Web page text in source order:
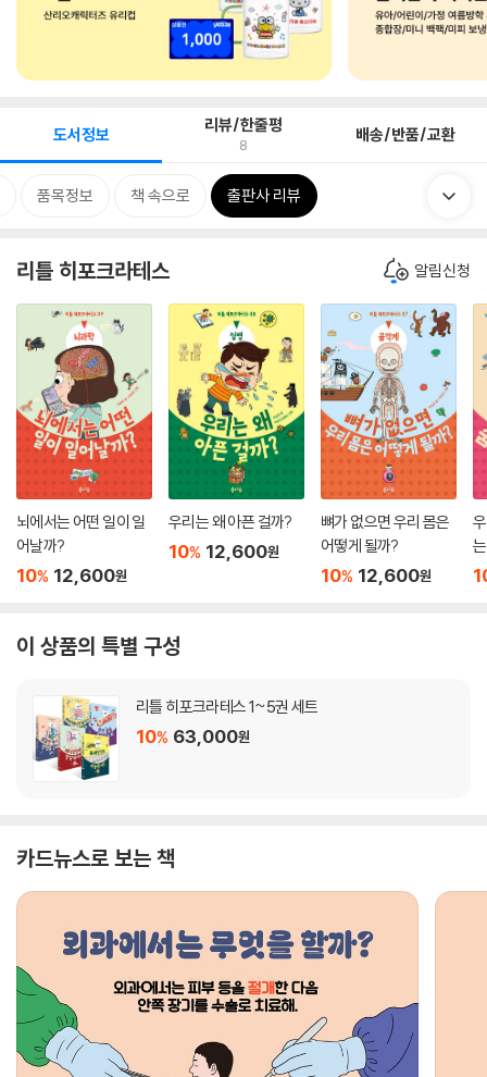
도서정보 리뷰/한줄평
8 배송/반품/교환
품목정보 책 속으로 출판사 리뷰
리틀 히포크라테스 알림신청
뇌에서는 어떤 일이 일
어날까?
10% 12,600원
우리는 왜 아픈 걸까?
10% 12,600원
뼈가 없으면 우리 몸은
어떻게 될까?
10% 12,600원
이 상품의 특별 구성
리틀 히포크라테스 1~5권 세트
10% 63,000원
카드뉴스로 보는 책